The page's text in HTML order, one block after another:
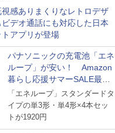
視感ありまくりなレトロデザ
デオ通話にも対応した日本
アプリが登場
パナソニックの充電池「エネ
ループ」が安い！ Amazon
暮らし応援サマーSALE最終
日
「エネループ」スタンダードタ
イプの単3形・単4形×4本セッ
トが1920円